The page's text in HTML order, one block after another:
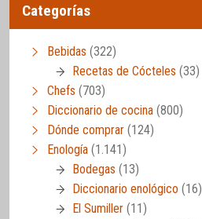
Categorías
Bebidas (322)
Recetas de Cócteles (33)
Chefs (703)
Diccionario de cocina (800)
Dónde comprar (124)
Enología (1.141)
Bodegas (13)
Diccionario enológico (16)
El Sumiller (11)